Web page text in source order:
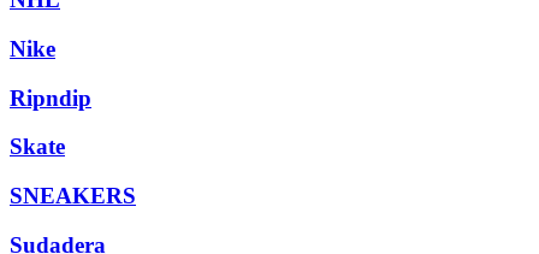
Nike
Ripndip
Skate
SNEAKERS
Sudadera